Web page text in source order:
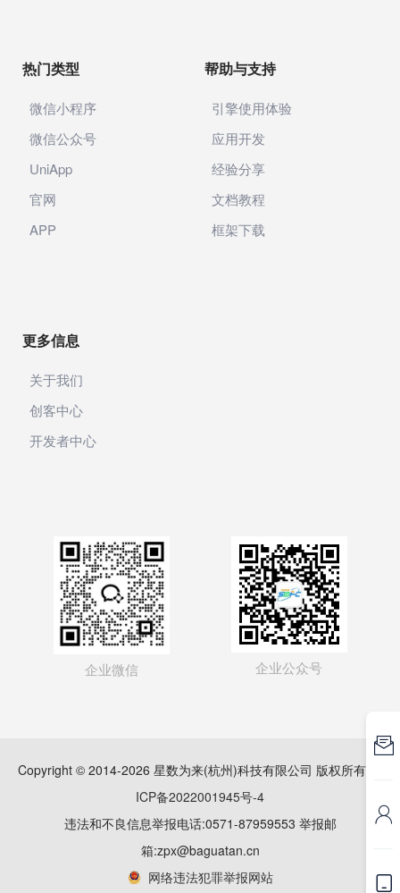
热门类型
微信小程序
微信公众号
UniApp
官网
APP
帮助与支持
引擎使用体验
应用开发
经验分享
文档教程
框架下载
更多信息
关于我们
创客中心
开发者中心
企业微信 企业公众号
Copyright © 2014-2026 星数为来(杭州)科技有限公司 版权所有
ICP备2022001945号-4
违法和不良信息举报电话:0571-87959553 举报邮
箱:zpx@baguatan.cn
网络违法犯罪举报网站


